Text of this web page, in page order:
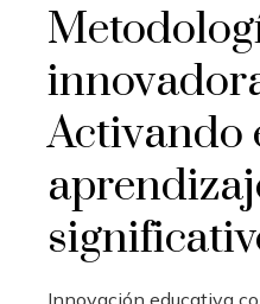
Activando
Innovación educativa